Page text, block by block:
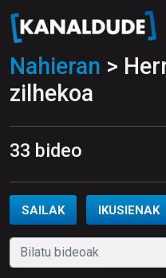
Nahieran >
zilhekoa
33 bideo
SAILAK IKUSIENAK